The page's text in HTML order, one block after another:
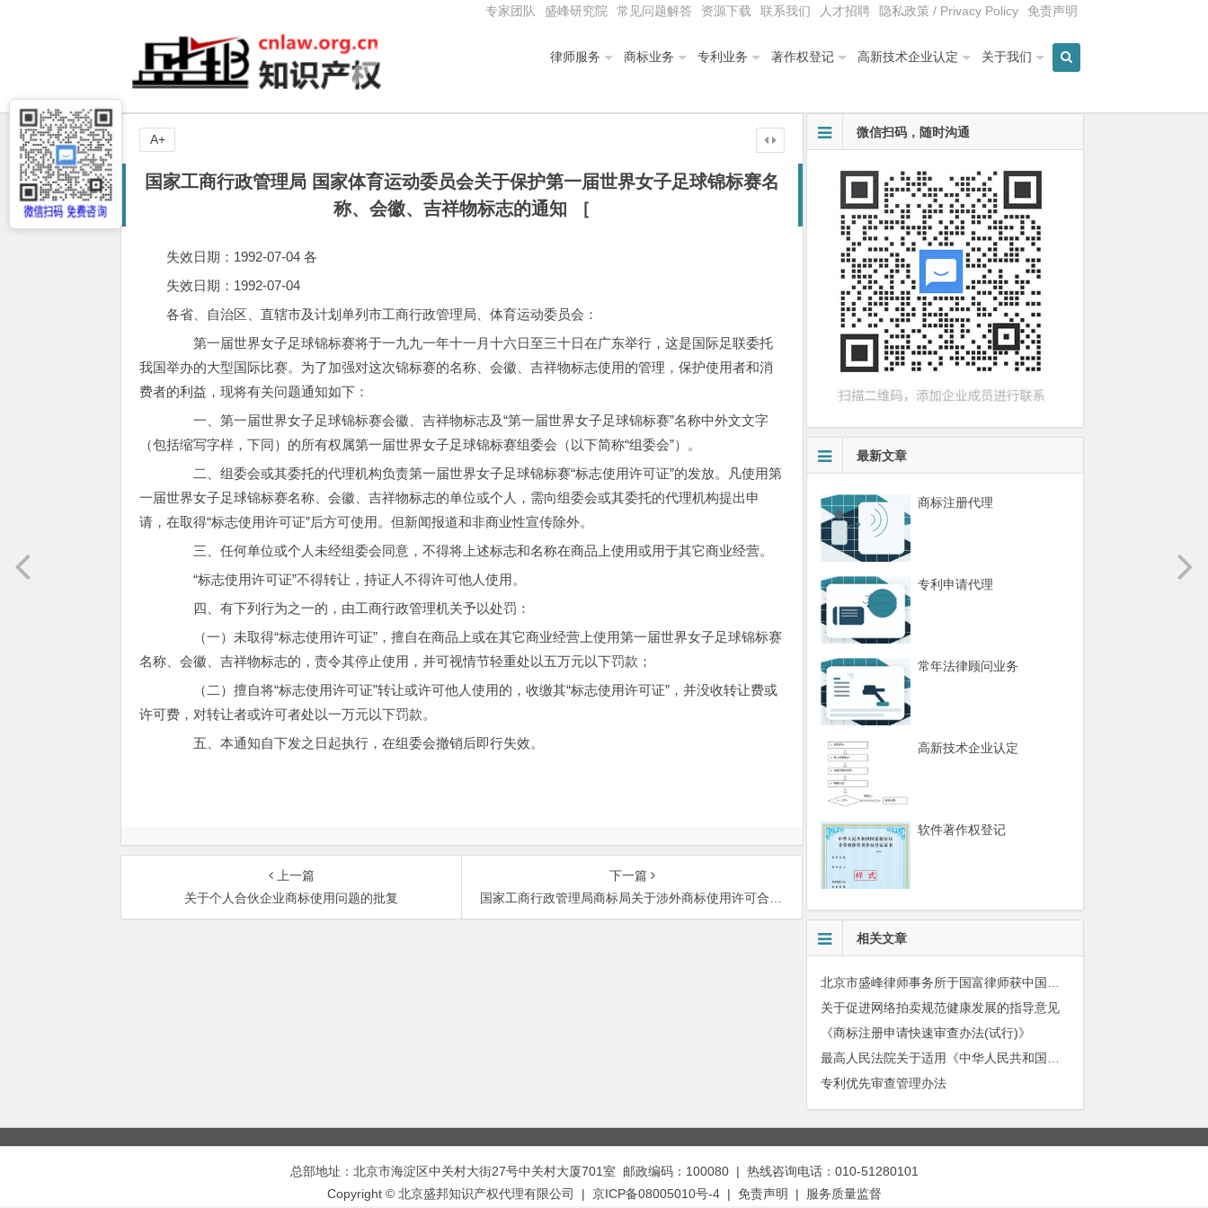
专家团队 盛峰研究院 常见问题解答 资源下载 联系我们 人才招聘 隐私政策 / Privacy Policy 免责声明
律师服务 商标业务 专利业务 著作权登记 高新技术企业认定 关于我们
国家工商行政管理局 国家体育运动委员会关于保护第一届世界女子足球锦标赛名
称、会徽、吉祥物标志的通知 ［
失效日期：1992-07-04 各
失效日期：1992-07-04
各省、自治区、直辖市及计划单列市工商行政管理局、体育运动委员会：
第一届世界女子足球锦标赛将于一九九一年十一月十六日至三十日在广东举行，这是国际足联委托
我国举办的大型国际比赛。为了加强对这次锦标赛的名称、会徽、吉祥物标志使用的管理，保护使用者和消
费者的利益，现将有关问题通知如下：
一、第一届世界女子足球锦标赛会徽、吉祥物标志及“第一届世界女子足球锦标赛”名称中外文文字
（包括缩写字样，下同）的所有权属第一届世界女子足球锦标赛组委会（以下简称“组委会”）。
二、组委会或其委托的代理机构负责第一届世界女子足球锦标赛“标志使用许可证”的发放。凡使用第
一届世界女子足球锦标赛名称、会徽、吉祥物标志的单位或个人，需向组委会或其委托的代理机构提出申
请，在取得“标志使用许可证”后方可使用。但新闻报道和非商业性宣传除外。
三、任何单位或个人未经组委会同意，不得将上述标志和名称在商品上使用或用于其它商业经营。
“标志使用许可证”不得转让，持证人不得许可他人使用。
四、有下列行为之一的，由工商行政管理机关予以处罚：
（一）未取得“标志使用许可证”，擅自在商品上或在其它商业经营上使用第一届世界女子足球锦标赛
名称、会徽、吉祥物标志的，责令其停止使用，并可视情节轻重处以五万元以下罚款；
（二）擅自将“标志使用许可证”转让或许可他人使用的，收缴其“标志使用许可证”，并没收转让费或
许可费，对转让者或许可者处以一万元以下罚款。
五、本通知自下发之日起执行，在组委会撤销后即行失效。
A+
上一篇
关于个人合伙企业商标使用问题的批复
下一篇
国家工商行政管理局商标局关于涉外商标使用许可合同适用法律问题的复函
微信扫码，随时沟通
最新文章
商标注册代理
专利申请代理
常年法律顾问业务
高新技术企业认定
软件著作权登记
相关文章
关于促进网络拍卖规范健康发展的指导意见
《商标注册申请快速审查办法(试行)》
专利优先审查管理办法
总部地址：北京市海淀区中关村大街27号中关村大厦701室 邮政编码：100080 | 热线咨询电话：010-51280101
Copyright © 北京盛邦知识产权代理有限公司 | 京ICP备08005010号-4 | 免责声明 | 服务质量监督